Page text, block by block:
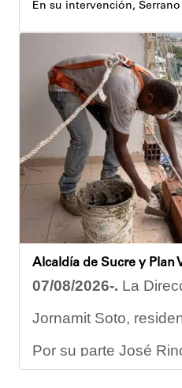
En su intervención,
Igualmente, explicó que el
Despliegue territorial
El encuentro contó con la
Como parte de los
Joshua Piña
07/08/2026-. La
Jornamit Soto,
Por su parte José